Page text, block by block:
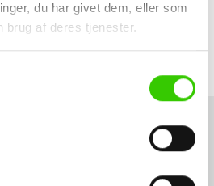
du har givet dem, eller som
brug af deres tjenester.
finde skruer hos Panelbyg, der